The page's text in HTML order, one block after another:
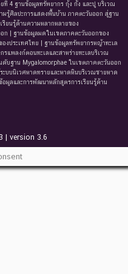
4 ฐานข้อมูลทรัพยากร กุ้ง กั้ง และปู บริเวณ
รู้ศิลปะการแสดงพื้นบ้าน ภาคตะวันออก สู่ฐาน
ยนรู้ด้านความหลากหลายของ
ก | ฐานข้อมูลมดในเขตภาคตะวันออกของ
งประเทศไทย | ฐานข้อมูลทรัพยากรหญ้าทะเล
แพลงก์ตอนทะเลและสาหร่ายทะเลบริเวณ
บฐาน Mygalomorphae ในเขตภาคตะวันออก
ะบบนิเวศหาดทรายและหาดหินบริเวณชายหาด
มูลและการพัฒนาหลักสูตรการเรียนรู้ด้าน
| version 3.6